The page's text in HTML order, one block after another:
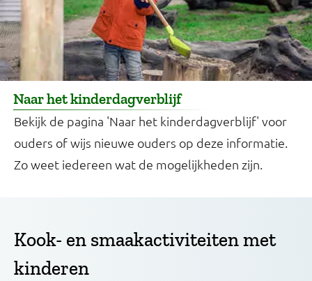
Naar het kinderdagverblijf
Bekijk de pagina 'Naar het kinderdagverblijf' voor
ouders of wijs nieuwe ouders op deze informatie.
Zo weet iedereen wat de mogelijkheden zijn.
Kook- en smaakactiviteiten met
kinderen